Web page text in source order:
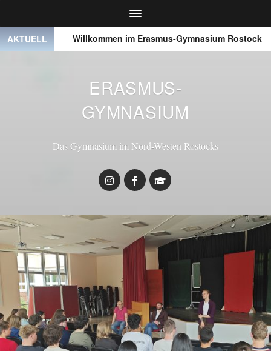
AKTUELL
● ● Willkommen im Erasmus-Gymnasium Rostock
ERASMUS-
GYMNASIUM
Das Gymnasium im Nord-Westen Rostocks